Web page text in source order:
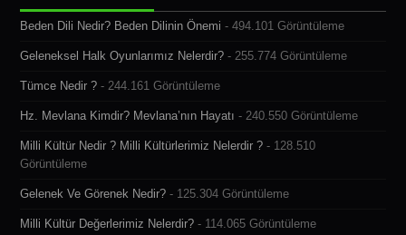
Beden Dili Nedir? Beden Dilinin Önemi - 494.101 Görüntüleme
Geleneksel Halk Oyunlarımız Nelerdir? - 255.774 Görüntüleme
Tümce Nedir ? - 244.161 Görüntüleme
Hz. Mevlana Kimdir? Mevlana’nın Hayatı - 240.550 Görüntüleme
Milli Kültür Nedir ? Milli Kültürlerimiz Nelerdir ? - 128.510
Görüntüleme
Gelenek Ve Görenek Nedir? - 125.304 Görüntüleme
Milli Kültür Değerlerimiz Nelerdir? - 114.065 Görüntüleme